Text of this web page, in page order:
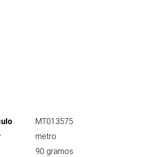
MT013575
metro
90 gramos